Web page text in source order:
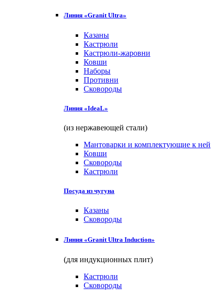
Линия «Granit Ultra»
Казаны
Кастрюли
Кастрюли-жаровни
Ковши
Наборы
Противни
Сковороды
Линия «IdeaL»
(из нержавеющей стали)
Мантоварки и комплектующие к ней
Ковши
Сковороды
Кастрюли
Посуда из чугуна
Казаны
Сковороды
Линия «Granit Ultra Induction»
(для индукционных плит)
Кастрюли
Сковороды